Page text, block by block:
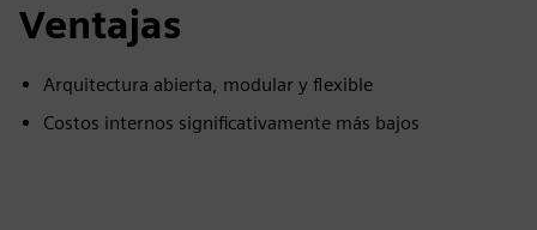
Ventajas
Arquitectura abierta, modular y flexible
Costos internos significativamente más bajos